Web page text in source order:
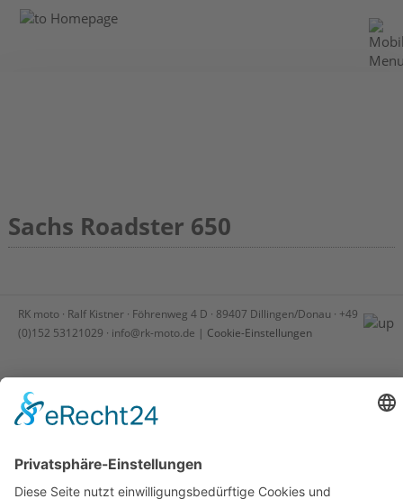
Sachs Roadster 650
RK moto · Ralf Kistner · Föhrenweg 4 D · 89407 Dillingen/Donau · +49
(0)152 53121029 · info@rk-moto.de | Cookie-Einstellungen